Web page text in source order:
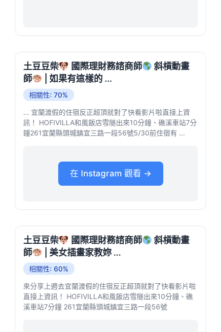
土豆豆柴 國際理財務諮商師
斜槓動畫
師
| 如果有這樣的 ...
相關性: 70%
... 宜蘭渡假的住宿反正超頂就對了快看影片啦直接上資
訊！ HOFIVILLA和風飯店雪隧出來10分鐘、礁溪車站7分
鐘261宜蘭縣頭城鎮宜三路一段56號5/30前住宿有 ...
在 Instagram 觀看 →
土豆豆柴 國際理財務諮商師
斜槓動畫
師
| 美女插畫家教妳 ...
相關性: 60%
來分享上週去宜蘭渡假的住宿反正超頂就對了快看影片啦
直接上資訊！ HOFIVILLA和風飯店雪隧出來10分鐘、礁
溪車站7分鐘 261宜蘭縣頭城鎮宜三路一段56號